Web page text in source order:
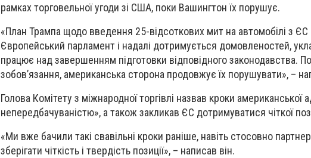
рамках торговельної угоди зі США, поки Вашингтон їх порушує.
«План Трампа щодо введення 25-відсоткових мит на автомобілі з
Європейський парламент і надалі дотримується домовленостей,
працює над завершенням підготовки відповідного законодавства.
зобов’язання, американська сторона продовжує їх порушувати», –
Голова Комітету з міжнародної торгівлі назвав кроки американської
непередбачуваністю», а також закликав ЄС дотримуватися чіткої
«Ми вже бачили такі свавільні кроки раніше, навіть стосовно
зберігати чіткість і твердість позиції», – написав він.